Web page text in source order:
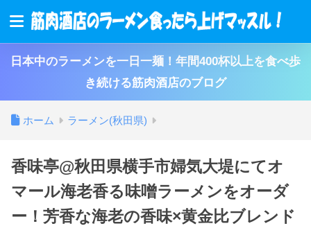
日本中のラーメンを一日一麺！年間400杯以上を食べ歩
き続ける筋肉酒店のブログ
ホーム ラーメン(秋田県)
香味亭@秋田県横手市婦気大堤にてオ
マール海老香る味噌ラーメンをオーダ
ー！芳香な海老の香味×黄金比ブレンド